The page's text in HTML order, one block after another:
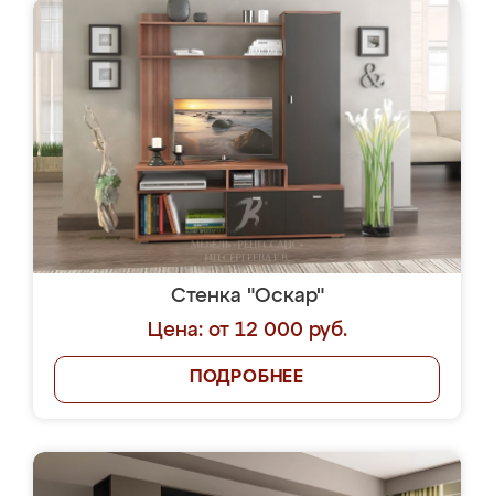
Стенка "Оскар"
Цена: от 12 000 руб.
ПОДРОБНЕЕ